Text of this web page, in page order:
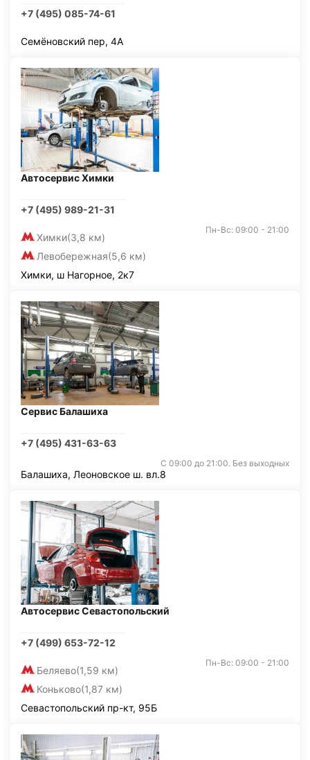
+7 (495) 085-74-61
Семёновский пер, 4А
Автосервис Химки
+7 (495) 989-21-31
Химки(3,8 км)
Левобережная(5,6 км)
Пн-Вс: 09:00 - 21:00
Химки, ш Нагорное, 2к7
Сервис Балашиха
+7 (495) 431-63-63
С 09:00 до 21:00. Без выходных
Балашиха, Леоновское ш. вл.8
Автосервис Севастопольский
+7 (499) 653-72-12
Беляево(1,59 км)
Коньково(1,87 км)
Пн-Вс: 09:00 - 21:00
Севастопольский пр-кт, 95Б